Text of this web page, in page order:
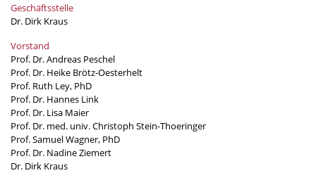
Geschäftsstelle
Dr. Dirk Kraus
Vorstand
Prof. Dr. Andreas Peschel
Prof. Dr. Heike Brötz-Oesterhelt
Prof. Ruth Ley, PhD
Prof. Dr. Hannes Link
Prof. Dr. Lisa Maier
Prof. Dr. med. univ. Christoph Stein-Thoeringer
Prof. Samuel Wagner, PhD
Prof. Dr. Nadine Ziemert
Dr. Dirk Kraus